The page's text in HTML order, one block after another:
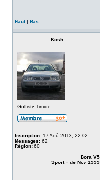
Haut| Bas
Kosh
Golfiste Timide
Inscription: 17 Aoû 2013, 22:02
Messages: 62
Région: 60
Bora V5
Sport + de Nov 1999